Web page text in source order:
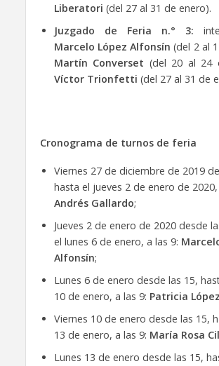
Liberatori (del 27 al 31 de enero).
Juzgado de Feria n.° 3:
Marcelo López Alfonsín (del 2 al
Martín Converset (del 20 al 24
Víctor Trionfetti (del 27 al 31 de
Cronograma de turnos de feria
Viernes 27 de diciembre de 2019
hasta el jueves 2 de enero de 2020,
Andrés Gallardo;
Jueves 2 de enero de 2020 desde
el lunes 6 de enero, a las 9:
Alfonsín;
Lunes 6 de enero desde las 15,
10 de enero, a las 9: Patricia
Viernes 10 de enero desde las 15,
13 de enero, a las 9: María Rosa
Lunes 13 de enero desde las 15,